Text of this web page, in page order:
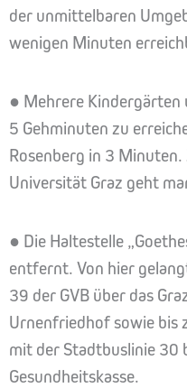
der unmittelbaren
wenigen Minuten
● Mehrere Kindergärten
5 Gehminuten zu
Rosenberg in 3
Universität Graz geht
● Die Haltestelle
entfernt. Von hier
39 der GVB über das
Urnenfriedhof sowie bis
mit der Stadtbuslinie 30
Gesundheitskasse.